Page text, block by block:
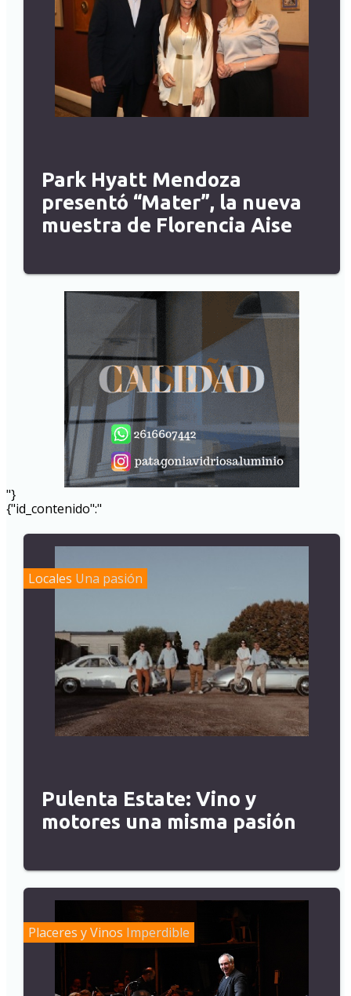
Park Hyatt Mendoza
presentó “Mater”, la nueva
muestra de Florencia Aise
"}
{"id_contenido":"
Locales Una pasión
Pulenta Estate: Vino y
motores una misma pasión
Placeres y Vinos Imperdible